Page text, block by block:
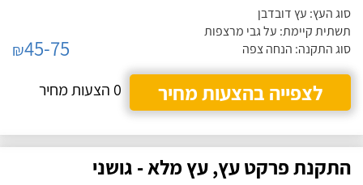
סוג העץ: עץ דובדבן
תשתית קיימת: על גבי מרצפות
סוג התקנה: הנחה צפה
₪45-75
לצפייה בהצעות מחיר
0 הצעות מחיר
התקנת פרקט עץ, עץ מלא - גושני